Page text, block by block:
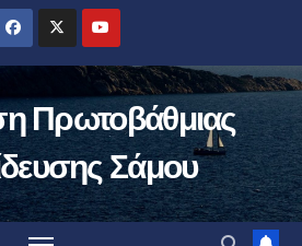
Πρωτοβάθμιας
Σάμου